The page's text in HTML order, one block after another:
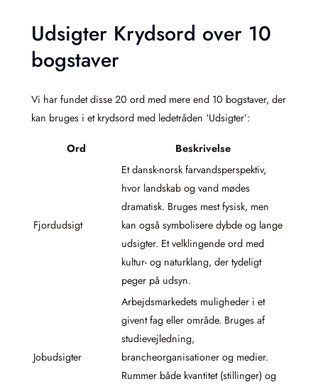
Udsigter Krydsord over 10
bogstaver
Vi har fundet disse 20 ord med mere end 10 bogstaver, der
kan bruges i et krydsord med ledetråden ‘Udsigter’:
Ord Beskrivelse
Fjordudsigt
Et dansk-norsk farvandsperspektiv,
hvor landskab og vand mødes
dramatisk. Bruges mest fysisk, men
kan også symbolisere dybde og lange
udsigter. Et velklingende ord med
kultur- og naturklang, der tydeligt
peger på udsyn.
Jobudsigter
Arbejdsmarkedets muligheder i et
givent fag eller område. Bruges af
studievejledning,
brancheorganisationer og medier.
Rummer både kvantitet (stillinger) og